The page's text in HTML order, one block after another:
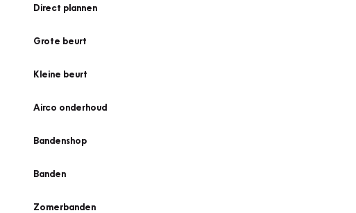
Direct plannen
Grote beurt
Kleine beurt
Airco onderhoud
Bandenshop
Banden
Zomerbanden